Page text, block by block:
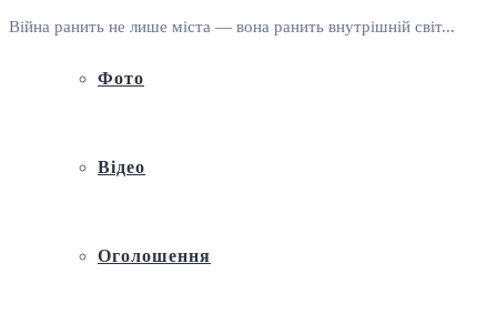
Фото
Відео
Оголошення
Війна ранить не лише міста — вона ранить внутрішній світ...